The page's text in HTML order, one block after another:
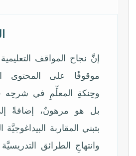
إنَّ نجاح المواقف
موقوفًا على المحتوى
وحِنكةِ المعلِّمِ في
بل هو مرهونٌ، إضافةً
بتبني المقاربة البيداغوجيَّة
وانتهاجِ الطرائق التدريسيَّة